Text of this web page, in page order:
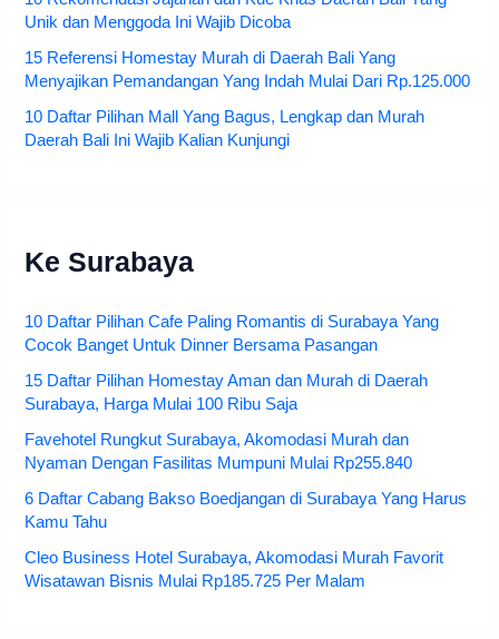
Unik dan Menggoda Ini Wajib Dicoba
15 Referensi Homestay Murah di Daerah Bali Yang
Menyajikan Pemandangan Yang Indah Mulai Dari Rp.125.000
10 Daftar Pilihan Mall Yang Bagus, Lengkap dan Murah
Daerah Bali Ini Wajib Kalian Kunjungi
Ke Surabaya
10 Daftar Pilihan Cafe Paling Romantis di Surabaya Yang
Cocok Banget Untuk Dinner Bersama Pasangan
15 Daftar Pilihan Homestay Aman dan Murah di Daerah
Surabaya, Harga Mulai 100 Ribu Saja
Favehotel Rungkut Surabaya, Akomodasi Murah dan
Nyaman Dengan Fasilitas Mumpuni Mulai Rp255.840
6 Daftar Cabang Bakso Boedjangan di Surabaya Yang Harus
Kamu Tahu
Cleo Business Hotel Surabaya, Akomodasi Murah Favorit
Wisatawan Bisnis Mulai Rp185.725 Per Malam